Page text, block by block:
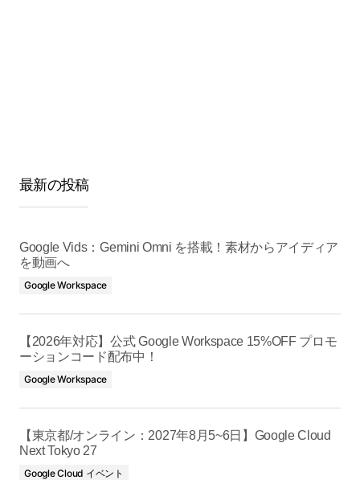
最新の投稿
Google Vids：Gemini Omni を搭載！素材からアイディア
を動画へ
Google Workspace
【2026年対応】公式 Google Workspace 15%OFF プロモ
ーションコード配布中！
Google Workspace
【東京都/オンライン：2027年8月5~6日】Google Cloud
Next Tokyo 27
Google Cloud イベント